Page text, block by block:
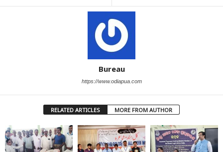
Bureau
https://www.odiapua.com
RELATED ARTICLES MORE FROM AUTHOR